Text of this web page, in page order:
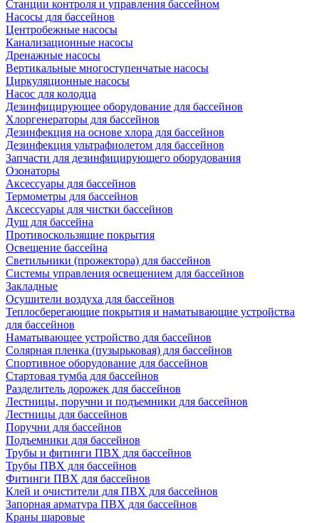
Станции контроля и управления бассейном
Насосы для бассейнов
Центробежные насосы
Канализационные насосы
Дренажные насосы
Вертикальные многоступенчатые насосы
Циркуляционные насосы
Насос для колодца
Дезинфицирующее оборудование для бассейнов
Хлоргенераторы для бассейнов
Дезинфекция на основе хлора для бассейнов
Дезинфекция ультрафиолетом для бассейнов
Запчасти для дезинфицирующего оборудования
Озонаторы
Аксессуары для бассейнов
Термометры для бассейнов
Аксессуары для чистки бассейнов
Душ для бассейна
Противоскользящие покрытия
Освещение бассейна
Светильники (прожектора) для бассейнов
Системы управления освещением для бассейнов
Закладные
Осушители воздуха для бассейнов
Теплосберегающие покрытия и наматывающие устройства
для бассейнов
Наматывающее устройство для бассейнов
Солярная пленка (пузырьковая) для бассейнов
Спортивное оборудование для бассейнов
Стартовая тумба для бассейнов
Разделитель дорожек для бассейнов
Лестницы, поручни и подъемники для бассейнов
Лестницы для бассейнов
Поручни для бассейнов
Подъемники для бассейнов
Трубы и фитинги ПВХ для бассейнов
Трубы ПВХ для бассейнов
Фитинги ПВХ для бассейнов
Клей и очистители для ПВХ для бассейнов
Запорная арматура ПВХ для бассейнов
Краны шаровые